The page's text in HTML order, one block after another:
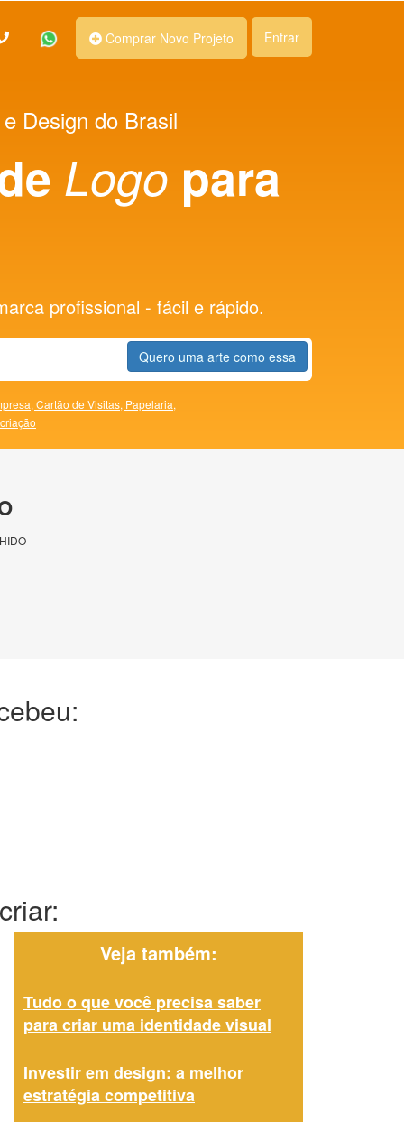
Comprar Novo Projeto Entrar
Design do Brasil
Logo para
profissional - fácil e rápido.
Quero uma arte como essa
Cartão de Visitas, Papelaria,
Veja também:
Tudo o que você precisa saber
para criar uma identidade visual
Investir em design: a melhor
estratégia competitiva